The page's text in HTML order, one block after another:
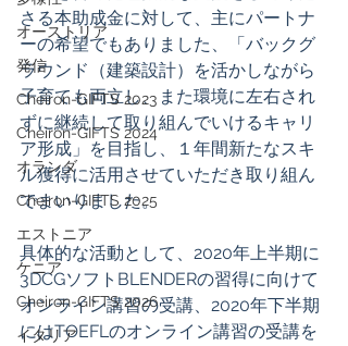
オーストリア
発信
Cheiron-GIFTS 2023
Cheiron-GIFTS 2024
オランダ
Cheiron-GIFTS 2025
エストニア
ケニア
Cheiron-GIFTS 2026
イタリア
さる本助成金に対して、主にパートナ
ーの希望でもありました、「バックグ
ラウンド（建築設計）を活かしながら
子育ても両立し、また環境に左右され
ずに継続して取り組んでいけるキャリ
ア形成」を目指し、１年間新たなスキ
ル獲得に活用させていただき取り組ん
でまいりました。
具体的な活動として、2020年上半期に
3DCGソフトBLENDERの習得に向けて
オンライン講習の受講、2020年下半期
にはTOEFLのオンライン講習の受講を